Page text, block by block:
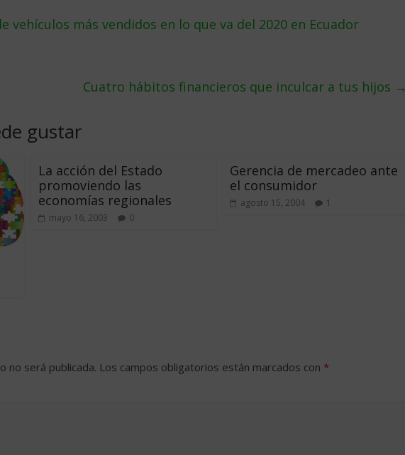
vehículos más vendidos en lo que va del 2020 en Ecuador
Cuatro hábitos financieros que inculcar a tus hijos →
gustar
La acción del Estado
promoviendo las
economías regionales
mayo 16, 2003 0
Gerencia de mercadeo ante
el consumidor
agosto 15, 2004 1
no será publicada. Los campos obligatorios están marcados con *